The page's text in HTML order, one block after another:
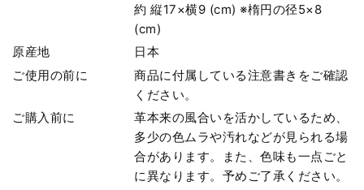
約 縦17×横9 (cm) ※楕円の径5×8
(cm)
原産地
日本
ご使用の前に
商品に付属している注意書きをご確認
ください。
ご購入前に
革本来の風合いを活かしているため、
多少の色ムラや汚れなどが見られる場
合があります。また、色味も一点ごと
に異なります。予めご了承ください。